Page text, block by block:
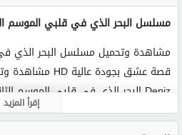
مسلسل البحر الذي في قلبي الموسم الثاني
اعلانات فقط وحصرياً على موقع قصة
إقرأ المزيد